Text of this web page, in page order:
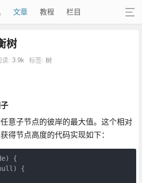
文章 教程 栏目
树
读: 3.9k 标签: 树
意子节点的彼岸的最大值。这个相对
得节点高度的代码实现如下：
{
{